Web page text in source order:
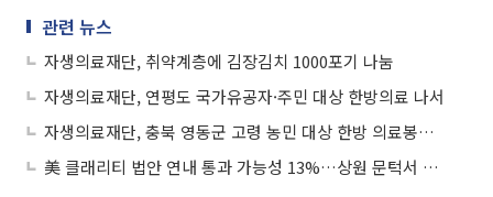
관련 뉴스
자생의료재단, 취약계층에 김장김치 1000포기 나눔
자생의료재단, 연평도 국가유공자·주민 대상 한방의료 나서
자생의료재단, 충북 영동군 고령 농민 대상 한방 의료봉사 나서
美 클래리티 법안 연내 통과 가능성 13%…상원 문턱서 제동